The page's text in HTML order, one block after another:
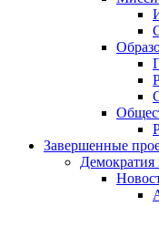
Завершенные
Демократия